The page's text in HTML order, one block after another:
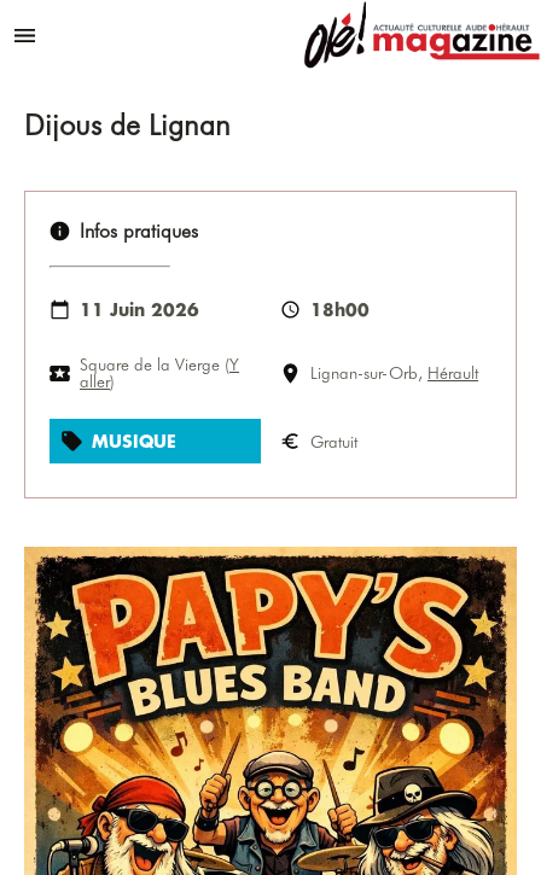
Menu
Dijous de Lignan
Infos pratiques
11 Juin 2026 18h00
Square de la Vierge (Y
aller) Lignan-sur-Orb, Hérault
MUSIQUE Gratuit